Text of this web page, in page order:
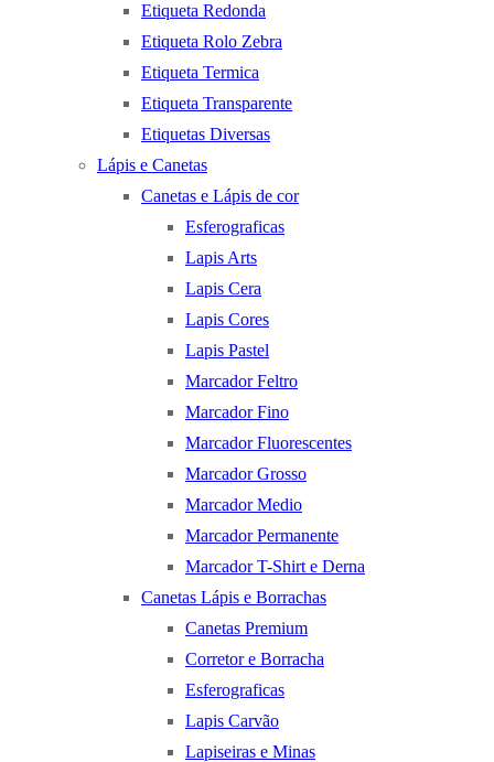
Etiqueta Redonda
Etiqueta Rolo Zebra
Etiqueta Termica
Etiqueta Transparente
Etiquetas Diversas
Lápis e Canetas
Canetas e Lápis de cor
Esferograficas
Lapis Arts
Lapis Cera
Lapis Cores
Lapis Pastel
Marcador Feltro
Marcador Fino
Marcador Fluorescentes
Marcador Grosso
Marcador Medio
Marcador Permanente
Marcador T-Shirt e Derna
Canetas Lápis e Borrachas
Canetas Premium
Corretor e Borracha
Esferograficas
Lapis Carvão
Lapiseiras e Minas